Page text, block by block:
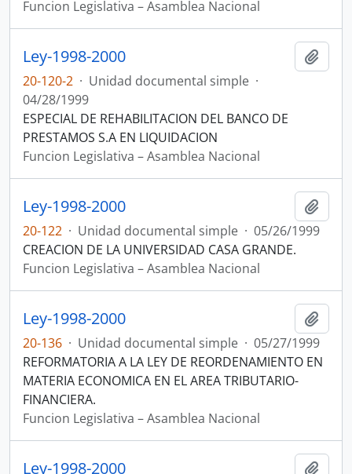
Funcion Legislativa – Asamblea Nacional
Ley-1998-2000
20-120-2 · Unidad documental simple ·
04/28/1999
ESPECIAL DE REHABILITACION DEL BANCO DE
PRESTAMOS S.A EN LIQUIDACION
Funcion Legislativa – Asamblea Nacional
Ley-1998-2000
20-122 · Unidad documental simple · 05/26/1999
CREACION DE LA UNIVERSIDAD CASA GRANDE.
Funcion Legislativa – Asamblea Nacional
Ley-1998-2000
20-136 · Unidad documental simple · 05/27/1999
REFORMATORIA A LA LEY DE REORDENAMIENTO EN
MATERIA ECONOMICA EN EL AREA TRIBUTARIO-
FINANCIERA.
Funcion Legislativa – Asamblea Nacional
Ley-1998-2000